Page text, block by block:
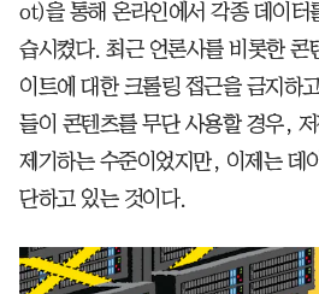
ot)을 통해 온라인에서 각종 데이터
습시켰다. 최근 언론사를 비롯한 콘
이트에 대한 크롤링 접근을 금지하
들이 콘텐츠를 무단 사용할 경우,
제기하는 수준이었지만, 이제는 데
단하고 있는 것이다.